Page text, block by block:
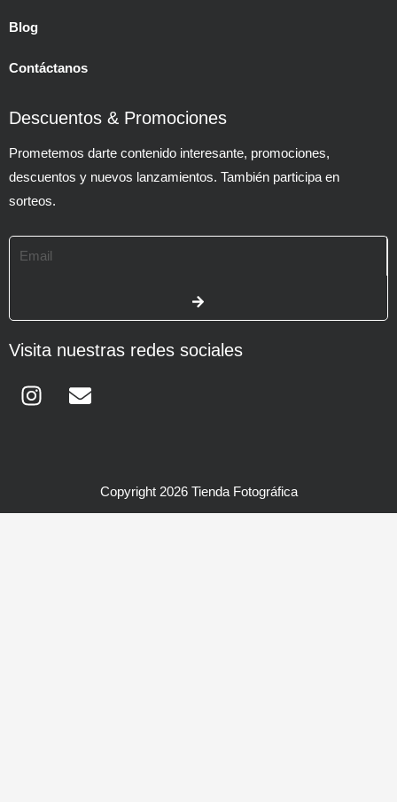
Blog
Contáctanos
Descuentos & Promociones
Prometemos darte contenido interesante, promociones,
descuentos y nuevos lanzamientos. También participa en
sorteos.
Visita nuestras redes sociales
InstagramEnvelope
Copyright 2026 Tienda Fotográfica